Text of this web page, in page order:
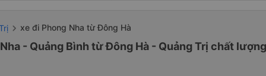
xe đi Phong Nha từ Đông Hà
- Quảng Bình từ Đông Hà - Quảng Trị chất